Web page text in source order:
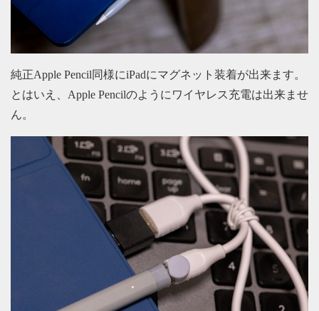
純正Apple Pencil同様にiPadにマグネット装着が出来ます。
とはいえ、Apple Pencilのようにワイヤレス充電は出来ませ
ん。